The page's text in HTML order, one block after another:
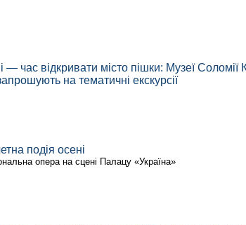
— час відкривати місто пішки: Музеї Соломії
на тематичні екскурсії
подія осені
опера на сцені Палацу «Україна»